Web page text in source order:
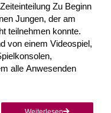
Zu Beginn
Jungen, der am
teilnehmen konnte.
von einem Videospiel,
alle Anwesenden